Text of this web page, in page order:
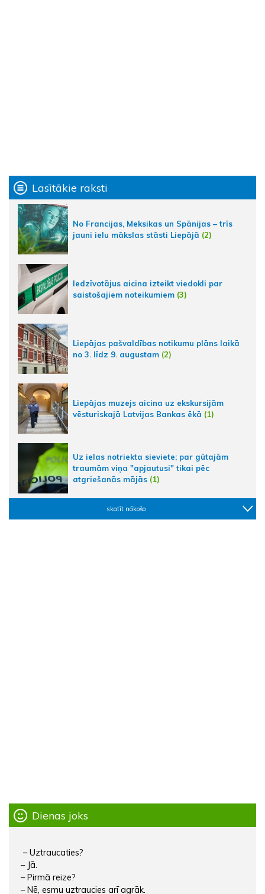
Lasītākie raksti
No Francijas, Meksikas un Spānijas – trīs
jauni ielu mākslas stāsti Liepājā (2)
Iedzīvotājus aicina izteikt viedokli par
saistošajiem noteikumiem (3)
Liepājas pašvaldības notikumu plāns laikā
no 3. līdz 9. augustam (2)
Liepājas muzejs aicina uz ekskursijām
vēsturiskajā Latvijas Bankas ēkā (1)
Uz ielas notriekta sieviete; par gūtajām
traumām viņa "apjautusi" tikai pēc
atgriešanās mājās (1)
skatīt nākošo
Dienas joks
– Uztraucaties?
– Jā.
– Pirmā reize?
– Nē, esmu uztraucies arī agrāk.